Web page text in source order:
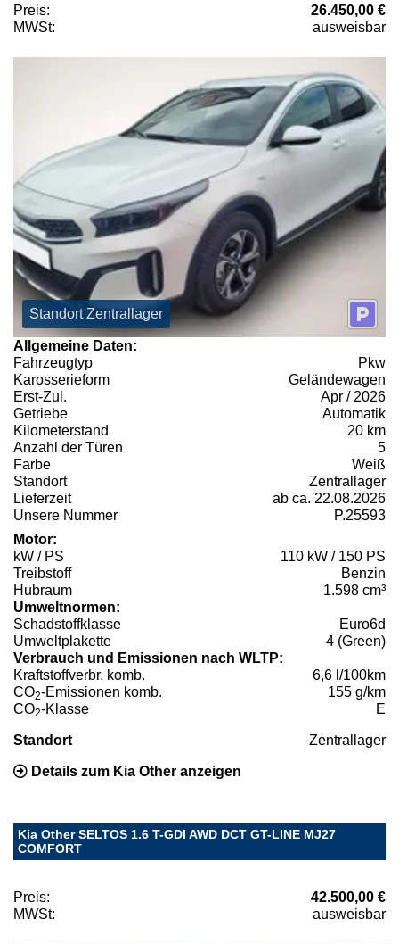
Preis:
26.450,00 €
MWSt:
ausweisbar
Standort Zentrallager
Allgemeine Daten:
Fahrzeugtyp
Pkw
Karosserieform
Geländewagen
Erst-Zul.
Apr / 2026
Getriebe
Automatik
Kilometerstand
20 km
Anzahl der Türen
5
Farbe
Weiß
Standort
Zentrallager
Lieferzeit
ab ca. 22.08.2026
Unsere Nummer
P.25593
Motor:
kW / PS
110 kW / 150 PS
Treibstoff
Benzin
Hubraum
1.598 cm³
Umweltnormen:
Schadstoffklasse
Euro6d
Umweltplakette
4 (Green)
Verbrauch und Emissionen nach WLTP:
Kraftstoffverbr. komb.
6,6 l/100km
CO2-Emissionen komb.
155 g/km
CO2-Klasse E
Standort Zentrallager
Details zum Kia Other anzeigen
Kia Other SELTOS 1.6 T-GDI AWD DCT GT-LINE MJ27
COMFORT
Preis:
42.500,00 €
MWSt:
ausweisbar